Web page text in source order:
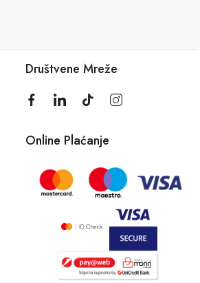
Društvene Mreže
Online Plaćanje